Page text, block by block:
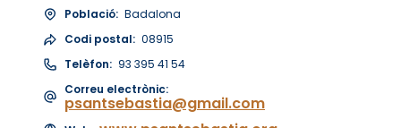
Població: Badalona
Codi postal: 08915
Telèfon: 93 395 41 54
Correu electrònic:
psantsebastia@gmail.com